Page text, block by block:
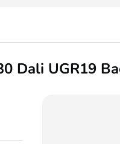
Dali UGR19